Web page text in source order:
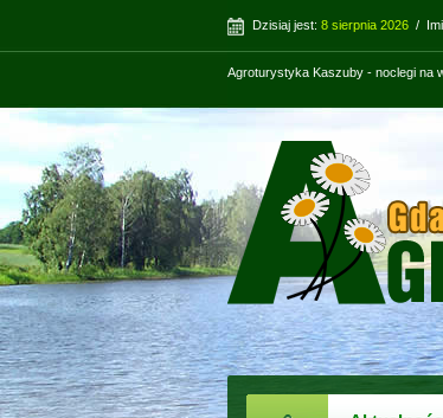
Dzisiaj jest: 8 sierpnia 2026 /
Agroturystyka Kaszuby - noclegi na